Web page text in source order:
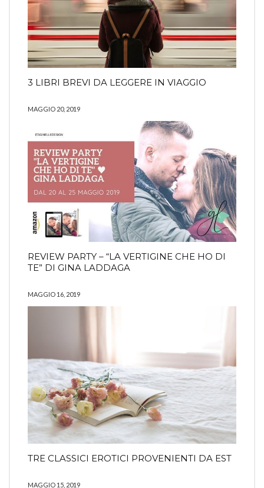
3 LIBRI BREVI DA LEGGERE IN VIAGGIO
MAGGIO 20, 2019
REVIEW PARTY – “LA VERTIGINE CHE HO DI
TE” DI GINA LADDAGA
MAGGIO 16, 2019
TRE CLASSICI EROTICI PROVENIENTI DA EST
MAGGIO 15, 2019